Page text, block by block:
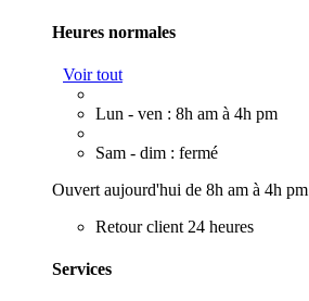
Heures normales
Voir tout
Lun - ven : 8h am à 4h pm
Sam - dim : fermé
Ouvert aujourd'hui de 8h am à 4h pm
Retour client 24 heures
Services